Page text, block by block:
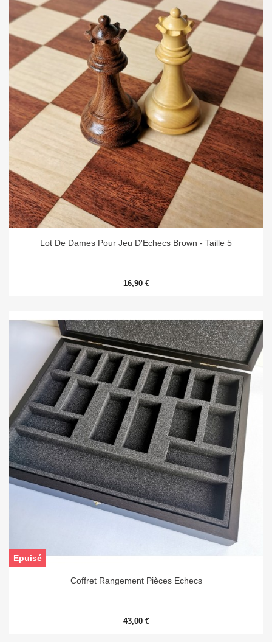
Lot De Dames Pour Jeu D'Echecs Brown - Taille 5
16,90 €
Coffret Rangement Pièces Echecs
43,00 €
Epuisé